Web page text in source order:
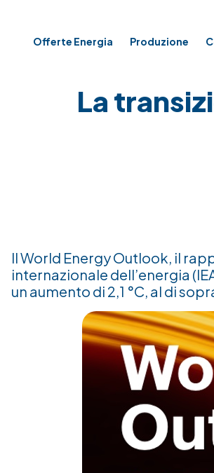
Offerte Energia Produzione
La
IlWorld Energy Outlook, il
internazionale dell’energia
un aumento di 2,1 °C, al di